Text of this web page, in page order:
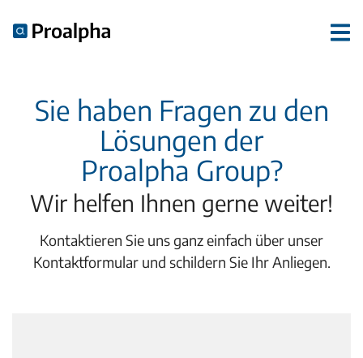
Sie haben Fragen zu den
Lösungen der
Proalpha Group?
Wir helfen Ihnen gerne weiter!
Kontaktieren Sie uns ganz einfach über unser
Kontaktformular und schildern Sie Ihr Anliegen.